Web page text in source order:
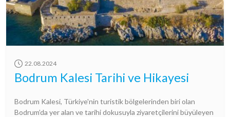
22.08.2024
Bodrum Kalesi Tarihi ve Hikayesi
Bodrum Kalesi, Türkiye'nin turistik bölgelerinden biri olan
Bodrum’da yer alan ve tarihi dokusuyla ziyaretçilerini büyüleyen